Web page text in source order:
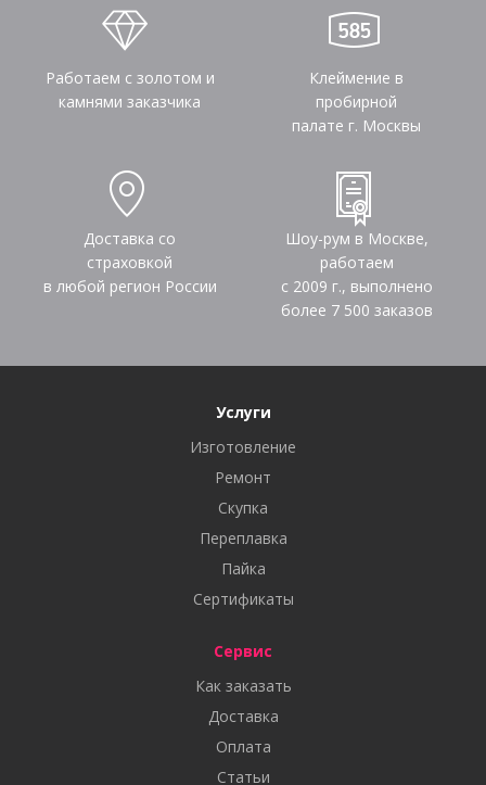
Работаем с золотом и
камнями заказчика
Клеймение в
пробирной
палате г. Москвы
Доставка со
страховкой
в любой регион России
Шоу-рум в Москве,
работаем
с 2009 г., выполнено
более 7 500 заказов
Услуги
Изготовление
Ремонт
Скупка
Переплавка
Пайка
Сертификаты
Сервис
Как заказать
Доставка
Оплата
Статьи